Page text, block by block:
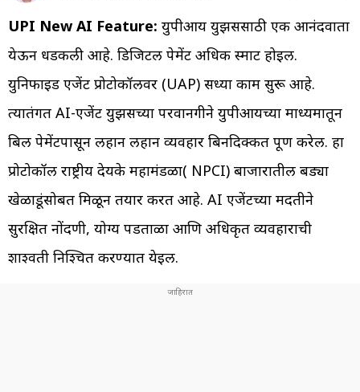
UPI New AI Feature: युपीआय युझर्ससाठी एक आनंदवार्ता
येऊन धडकली आहे. डिजिटल पेमेंट अधिक स्मार्ट होईल.
युनिफाईड एजेंट प्रोटोकॉलवर (UAP) सध्या काम सुरू आहे.
त्यातंर्गत AI-एजेंट युझर्सच्या परवानगीने युपीआयच्या माध्यमातून
बिल पेमेंटपासून लहान लहान व्यवहार बिनदिक्कत पूर्ण करेल. हा
प्रोटोकॉल राष्ट्रीय देयके महामंडळा( NPCI) बाजारातील बड्या
खेळाडूंसोबत मिळून तयार करत आहे. AI एजेंटच्या मदतीने
सुरक्षित नोंदणी, योग्य पडताळा आणि अधिकृत व्यवहाराची
शाश्वती निश्चित करण्यात येईल.